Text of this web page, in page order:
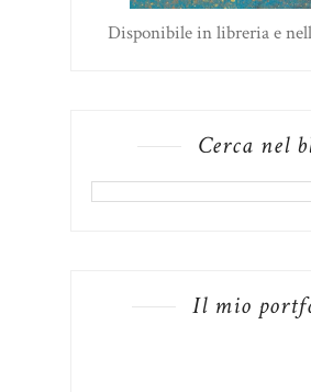
Disponibile in libreria e
Cerca nel
Il mio